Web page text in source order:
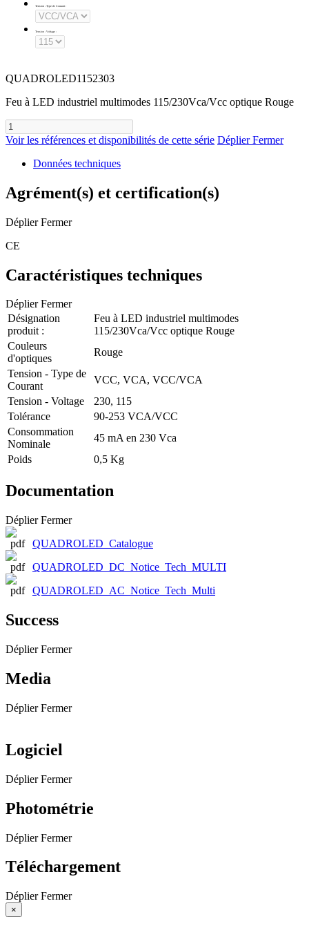
Tension - Type de Courant :
Tension - Voltage :
QUADROLED1152303
Feu à LED industriel multimodes 115/230Vca/Vcc optique Rouge
Voir les références et disponibilités de cette série Déplier Fermer
Données techniques
Agrément(s) et certification(s)
Déplier Fermer
CE
Caractéristiques techniques
Déplier Fermer
Désignation
produit :
Feu à LED industriel multimodes
115/230Vca/Vcc optique Rouge
Couleurs
d'optiques
Rouge
Tension - Type de
Courant
VCC, VCA, VCC/VCA
Tension - Voltage
230, 115
Tolérance
90-253 VCA/VCC
Consommation
Nominale
45 mA en 230 Vca
Poids
0,5 Kg
Documentation
Déplier Fermer
QUADROLED_Catalogue
QUADROLED_DC_Notice_Tech_MULTI
QUADROLED_AC_Notice_Tech_Multi
Success
Déplier Fermer
Media
Déplier Fermer
Logiciel
Déplier Fermer
Photométrie
Déplier Fermer
Téléchargement
Déplier Fermer
×